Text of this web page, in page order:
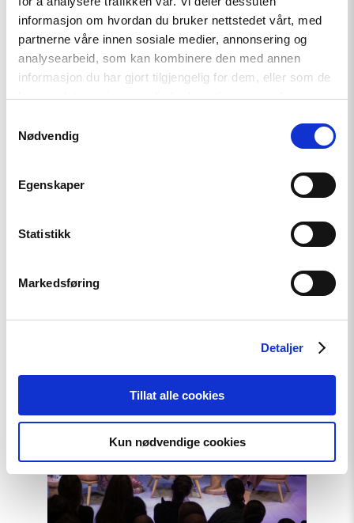
informasjon om hvordan du bruker nettstedet vårt, med
partnerne våre innen sosiale medier, annonsering og
analysearbeid, som kan kombinere den med annen
informasjon du har gjort tilgjengelig for dem, eller som de
har samlet inn gjennom din bruk av tjenestene deres.
Nødvendig
Egenskaper
Statistikk
Markedsføring
Detaljer
Tillat alle cookies
Kun nødvendige cookies
Den indre fienden
Read
article
"Den
fienden"
"Når
blir
hverdag"